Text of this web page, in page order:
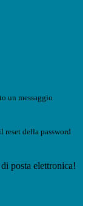
un messaggio
reset della password
posta elettronica!